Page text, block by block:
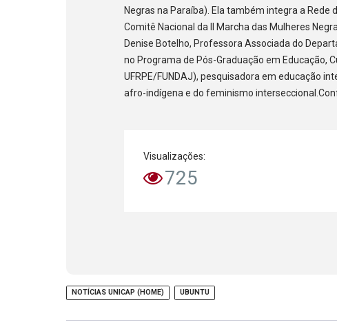
Negras na Paraíba). Ela também integra a Rede
Comitê Nacional da II Marcha das Mulheres
Denise Botelho, Professora Associada do
no Programa de Pós-Graduação em Educação,
UFRPE/FUNDAJ), pesquisadora em educação
afro-indígena e do feminismo
Visualizações:
725
NOTÍCIAS UNICAP (HOME) UBUNTU